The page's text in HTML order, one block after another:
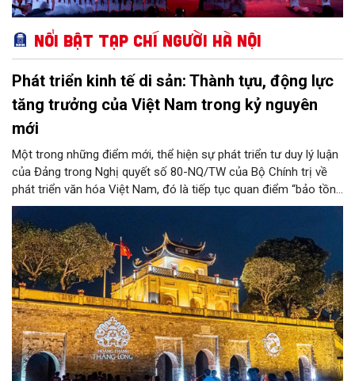
Nổi bật Tạp chí Người Hà Nội
Phát triển kinh tế di sản: Thành tựu, động lực
tăng trưởng của Việt Nam trong kỷ nguyên
mới
Một trong những điểm mới, thể hiện sự phát triển tư duy lý luận
của Đảng trong Nghị quyết số 80-NQ/TW của Bộ Chính trị về
phát triển văn hóa Việt Nam, đó là tiếp tục quan điểm “bảo tồn
và phát huy giá trị di sản văn hóa gắn kết với phát triển kinh tế -
xã hội và du lịch”; đồng thời, nâng lên một tầm cao mới: “phát
triển kinh tế di sản”.